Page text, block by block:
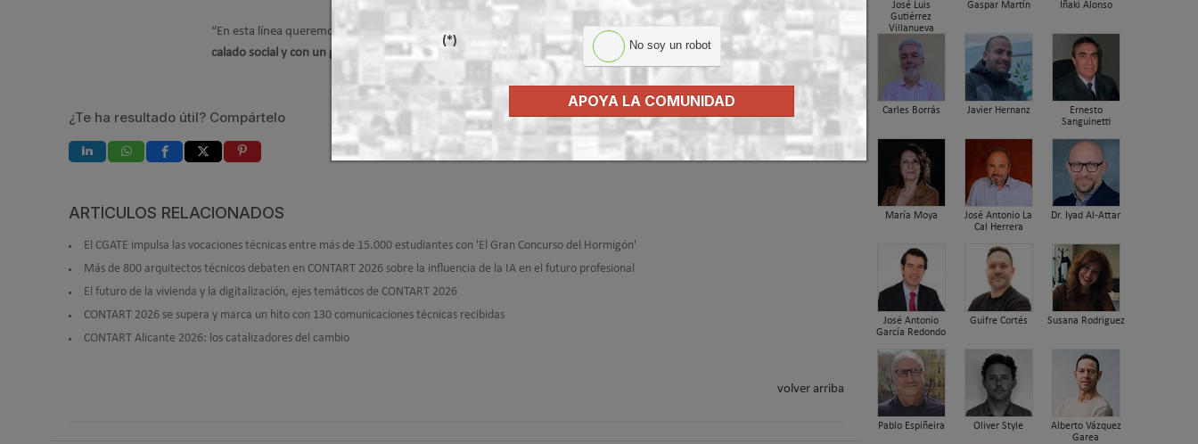
“En esta línea queremos seguir trabajando los próximos años. La Arquitectura Técnica es una
profesión viva, de gran
calado social y con un gran potenciala la hora de contribuir a la resolución de los retos del futuro”, concluye Sanz.
¿Te ha resultado útil? Compártelo
ARTÍCULOS RELACIONADOS
El CGATE impulsa las vocaciones técnicas entre más de 15.000 estudiantes con 'El Gran Concurso del Hormigón'
Más de 800 arquitectos técnicos debaten en CONTART 2026 sobre la influencia de la IA en el futuro profesional
El futuro de la vivienda y la digitalización, ejes temáticos de CONTART 2026
CONTART 2026 se supera y marca un hito con 130 comunicaciones técnicas recibidas
CONTART Alicante 2026: los catalizadores del cambio
volver arriba
José Luis
Gutiérrez
Villanueva
Gaspar Martín Iñaki Alonso
Carles Borrás Javier Hernanz
Ernesto
Sanguinetti
María Moya
José Antonio La
Cal Herrera
Dr. Iyad Al-Attar
José Antonio
García Redondo
Guifre Cortés Susana Rodriguez
Pablo Espiñeira Oliver Style
Alberto Vázquez
Garea
(*) No soy un robot
APOYA LA COMUNIDAD